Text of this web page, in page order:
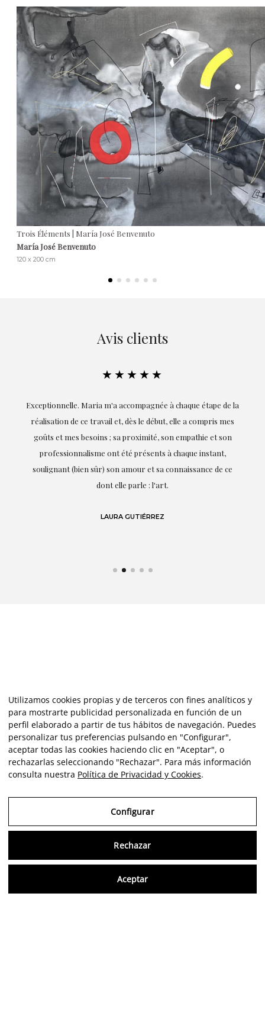
Trois Éléments | María José Benvenuto
María José Benvenuto
120 x 200 cm
Avis clients
★★★★★
Exceptionnelle. Maria m'a accompagnée à chaque étape de la
réalisation de ce travail et, dès le début, elle a compris mes
goûts et mes besoins ; sa proximité, son empathie et son
professionnalisme ont été présents à chaque instant,
soulignant (bien sûr) son amour et sa connaissance de ce
dont elle parle : l'art.
LAURA GUTIÉRREZ
Utilizamos cookies propias y de terceros con fines analíticos y
para mostrarte publicidad personalizada en función de un
perfil elaborado a partir de tus hábitos de navegación. Puedes
personalizar tus preferencias pulsando en "Configurar",
aceptar todas las cookies haciendo clic en "Aceptar", o
rechazarlas seleccionando "Rechazar". Para más información
consulta nuestra Política de Privacidad y Cookies.
Configurar
Rechazar
Aceptar